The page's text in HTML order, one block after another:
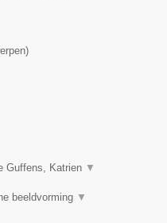
)
Guffens, Katrien ▼
beeldvorming ▼